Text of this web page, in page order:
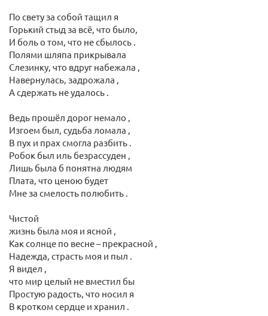
По свету за собой тащил я
Горький стыд за всё, что было,
И боль о том, что не сбылось .
Полями шляпа прикрывала
Слезинку, что вдруг набежала ,
Навернулась, задрожала ,
А сдержать не удалось .
Ведь прошёл дорог немало ,
Изгоем был, судьба ломала ,
В пух и прах смогла разбить .
Робок был иль безрассуден ,
Лишь была б понятна людям
Плата, что ценою будет
Мне за смелость полюбить .
Чистой
жизнь была моя и ясной ,
Как солнце по весне – прекрасной ,
Надежда, страсть моя и пыл .
Я видел ,
что мир целый не вместил бы
Простую радость, что носил я
В кротком сердце и хранил .